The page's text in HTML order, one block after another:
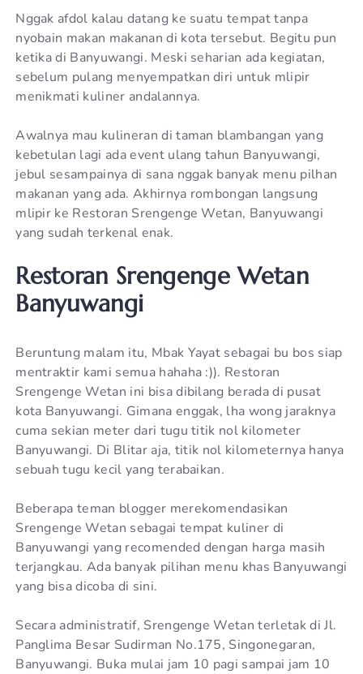
Nggak afdol kalau datang ke suatu tempat tanpa
nyobain makan makanan di kota tersebut. Begitu pun
ketika di Banyuwangi. Meski seharian ada kegiatan,
sebelum pulang menyempatkan diri untuk mlipir
menikmati kuliner andalannya.
Awalnya mau kulineran di taman blambangan yang
kebetulan lagi ada event ulang tahun Banyuwangi,
jebul sesampainya di sana nggak banyak menu pilhan
makanan yang ada. Akhirnya rombongan langsung
mlipir ke Restoran Srengenge Wetan, Banyuwangi
yang sudah terkenal enak.
Restoran Srengenge Wetan
Banyuwangi
Beruntung malam itu, Mbak Yayat sebagai bu bos siap
mentraktir kami semua hahaha :)). Restoran
Srengenge Wetan ini bisa dibilang berada di pusat
kota Banyuwangi. Gimana enggak, lha wong jaraknya
cuma sekian meter dari tugu titik nol kilometer
Banyuwangi. Di Blitar aja, titik nol kilometernya hanya
sebuah tugu kecil yang terabaikan.
Beberapa teman blogger merekomendasikan
Srengenge Wetan sebagai tempat kuliner di
Banyuwangi yang recomended dengan harga masih
terjangkau. Ada banyak pilihan menu khas Banyuwangi
yang bisa dicoba di sini.
Secara administratif, Srengenge Wetan terletak di Jl.
Panglima Besar Sudirman No.175, Singonegaran,
Banyuwangi. Buka mulai jam 10 pagi sampai jam 10